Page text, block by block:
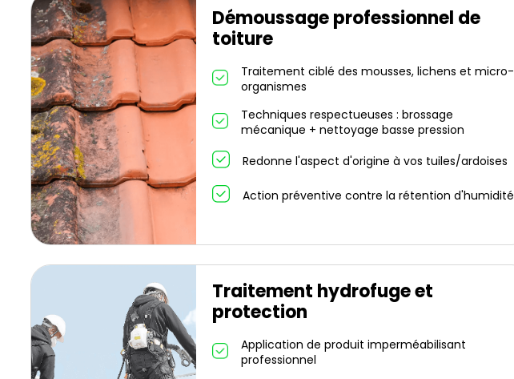
Démoussage professionnel de
toiture
Traitement ciblé des mousses, lichens et micro-
organismes
Techniques respectueuses : brossage
mécanique + nettoyage basse pression
Redonne l'aspect d'origine à vos tuiles/ardoises
Action préventive contre la rétention d'humidité
Traitement hydrofuge et
protection
Application de produit imperméabilisant
professionnel